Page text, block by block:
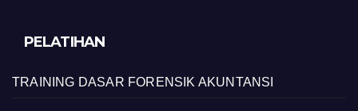
PELATIHAN
TRAINING DASAR FORENSIK AKUNTANSI